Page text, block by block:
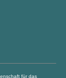
für das